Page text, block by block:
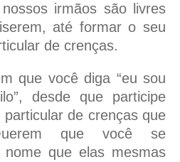
irmãos são livres
até formar o seu
de crenças.
que você diga “eu sou
desde que participe
de crenças que
que você se
nome que elas mesmas